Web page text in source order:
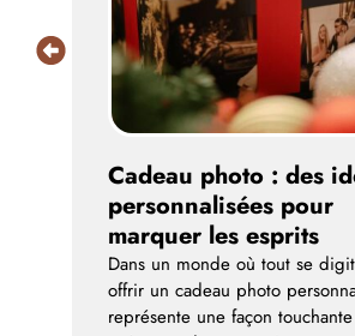
Cadeau photo : des
personnalisées pour
marquer les esprits
Dans un monde où tout se
offrir un cadeau photo
représente une façon